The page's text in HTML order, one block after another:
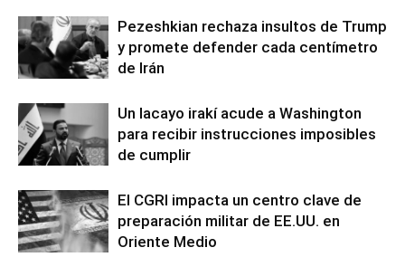
Pezeshkian rechaza insultos de Trump
y promete defender cada centímetro
de Irán
Un lacayo irakí acude a Washington
para recibir instrucciones imposibles
de cumplir
El CGRI impacta un centro clave de
preparación militar de EE.UU. en
Oriente Medio